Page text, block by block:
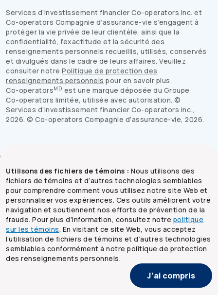
Services d’investissement financier Co-operators inc. et
Co-operators Compagnie d’assurance-vie s’engagent à
protéger la vie privée de leur clientèle, ainsi que la
confidentialité, l’exactitude et la sécurité des
renseignements personnels recueillis, utilisés, conservés
et divulgués dans le cadre de leurs affaires. Veuillez
consulter notre Politique de protection des
renseignements personnels pour en savoir plus.
Co-operatorsMD est une marque déposée du Groupe
Co-operators limitée, utilisée avec autorisation. ©
Services d’investissement financier Co-operators inc.,
2026. © Co-operators Compagnie d’assurance-vie, 2026.
© 2026 La Compagnie d'assurance générale
Co-operators
Plan d'accessibilité
Utilisons des fichiers de témoins : Nous utilisons des
fichiers de témoins et d’autres technologies semblables
pour comprendre comment vous utilisez notre site Web et
personnaliser vos expériences. Ces outils améliorent votre
navigation et soutiennent nos efforts de prévention de la
fraude. Pour plus d’information, consultez notre politique
sur les témoins. En visitant ce site Web, vous acceptez
l’utilisation de fichiers de témoins et d’autres technologies
semblables conformément à notre politique de protection
des renseignements personnels.
J’ai compris